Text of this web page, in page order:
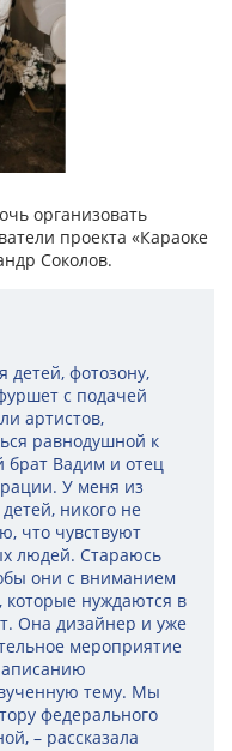
организовать
проекта «Караоке
Соколов.
детей, фотозону,
с подачей
артистов,
равнодушной к
брат Вадим и отец
У меня из
никого не
что чувствуют
людей. Стараюсь
они с вниманием
которые нуждаются в
Она дизайнер и уже
мероприятие
тему. Мы
федерального
– рассказала